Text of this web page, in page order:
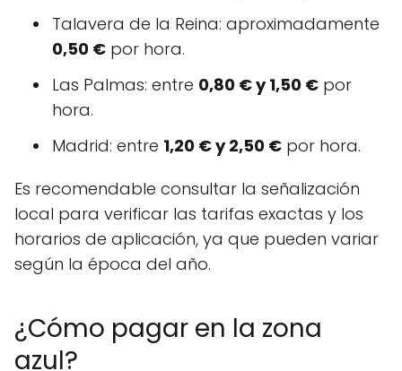
Talavera de la Reina: aproximadamente
0,50 € por hora.
Las Palmas: entre 0,80 € y 1,50 € por
hora.
Madrid: entre 1,20 € y 2,50 € por hora.
Es recomendable consultar la señalización
local para verificar las tarifas exactas y los
horarios de aplicación, ya que pueden variar
según la época del año.
¿Cómo pagar en la zona
azul?